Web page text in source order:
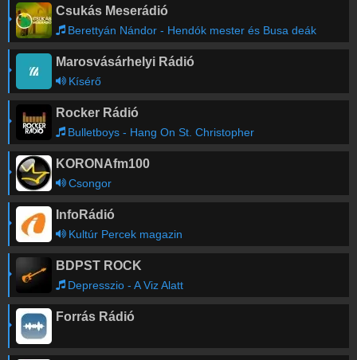
Csukás Meserádió
Berettyán Nándor - Hendók mester és Busa deák
Marosvásárhelyi Rádió
Kísérő
Rocker Rádió
Bulletboys - Hang On St. Christopher
KORONAfm100
Csongor
InfoRádió
Kultúr Percek magazin
BDPST ROCK
Depresszio - A Viz Alatt
Forrás Rádió